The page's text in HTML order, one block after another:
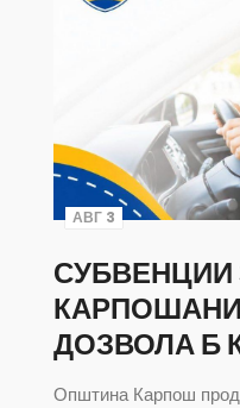
АВГ 3
ДОЗВОЛА Б
Општина Карпош